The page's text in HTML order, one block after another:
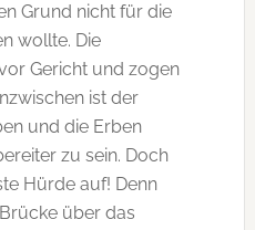
Grund nicht für die
wollte. Die
Gericht und zogen
ist der
und die Erben
zu sein. Doch
Hürde auf! Denn
über das